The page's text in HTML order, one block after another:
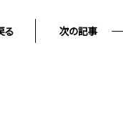
る 次の記事